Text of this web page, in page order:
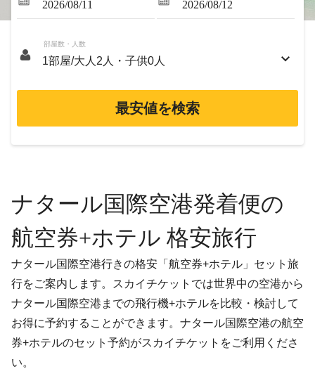
部屋数・人数
最安値を検索
ナタール国際空港発着便の
航空券+ホテル 格安旅行
ナタール国際空港行きの格安「航空券+ホテル」セット旅
行をご案内します。スカイチケットでは世界中の空港から
ナタール国際空港までの飛行機+ホテルを比較・検討して
お得に予約することができます。ナタール国際空港の航空
券+ホテルのセット予約がスカイチケットをご利用くださ
い。